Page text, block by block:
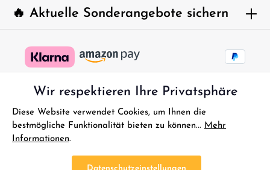
🔥 Aktuelle Sonderangebote sichern
ggf. Nachnahmegebühren, wenn nicht anders angegeben.
Wir respektieren Ihre Privatsphäre
Diese Website verwendet Cookies, um Ihnen die
bestmögliche Funktionalität bieten zu können... Mehr
Informationen.